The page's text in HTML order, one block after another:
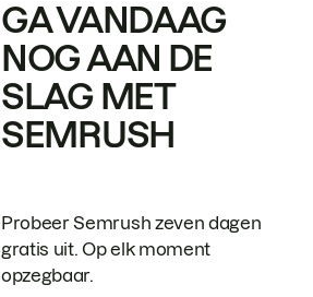
GA VANDAAG
NOG AAN DE
SLAG MET
SEMRUSH
Probeer Semrush zeven dagen
gratis uit. Op elk moment
opzegbaar.